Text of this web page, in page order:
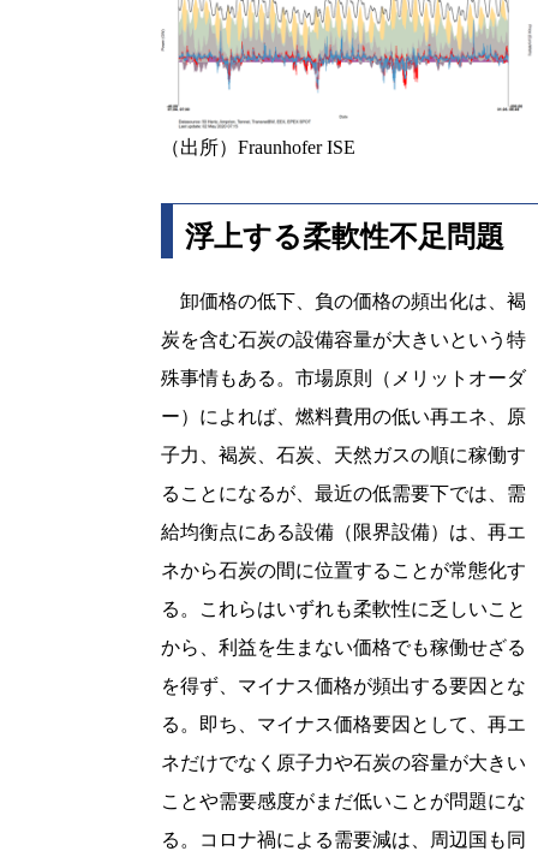
（出所）Fraunhofer ISE
浮上する柔軟性不足問題
卸価格の低下、負の価格の頻出化は、褐
炭を含む石炭の設備容量が大きいという特
殊事情もある。市場原則（メリットオーダ
ー）によれば、燃料費用の低い再エネ、原
子力、褐炭、石炭、天然ガスの順に稼働す
ることになるが、最近の低需要下では、需
給均衡点にある設備（限界設備）は、再エ
ネから石炭の間に位置することが常態化す
る。これらはいずれも柔軟性に乏しいこと
から、利益を生まない価格でも稼働せざる
を得ず、マイナス価格が頻出する要因とな
る。即ち、マイナス価格要因として、再エ
ネだけでなく原子力や石炭の容量が大きい
ことや需要感度がまだ低いことが問題にな
る。コロナ禍による需要減は、周辺国も同